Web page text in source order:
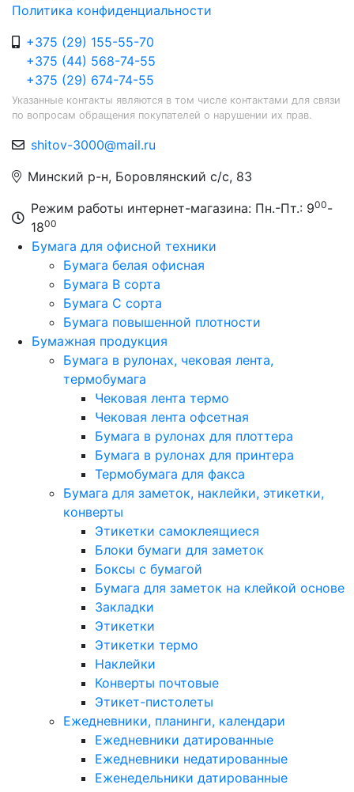
Политика конфиденциальности
+375 (29) 155-55-70
+375 (44) 568-74-55
+375 (29) 674-74-55
Указанные контакты являются в том числе контактами для связи
по вопросам обращения покупателей о нарушении их прав.
shitov-3000@mail.ru
Минский р-н, Боровлянский с/с, 83
Режим работы интернет-магазина: Пн.-Пт.: 900-
1800
Бумага для офисной техники
Бумага белая офисная
Бумага B сорта
Бумага C сорта
Бумага повышенной плотности
Бумажная продукция
Бумага в рулонах, чековая лента,
термобумага
Чековая лента термо
Чековая лента офсетная
Бумага в рулонах для плоттера
Бумага в рулонах для принтера
Термобумага для факса
Бумага для заметок, наклейки, этикетки,
конверты
Этикетки самоклеящиеся
Блоки бумаги для заметок
Боксы с бумагой
Бумага для заметок на клейкой основе
Закладки
Этикетки
Этикетки термо
Наклейки
Конверты почтовые
Этикет-пистолеты
Ежедневники, планинги, календари
Ежедневники датированные
Ежедневники недатированные
Еженедельники датированные